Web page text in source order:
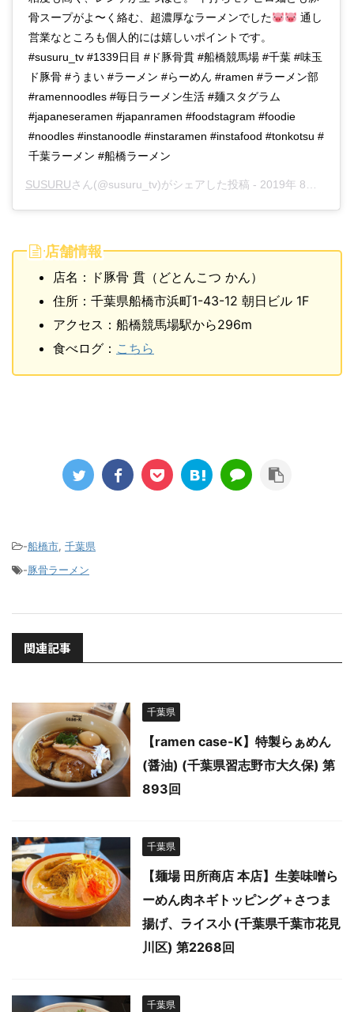
骨スープがよ〜く絡む、超濃厚なラーメンでした
通し
営業なところも個人的には嬉しいポイントです。
#susuru_tv #1339日目 #ド豚骨貫 #船橋競馬場 #千葉 #味玉
ド豚骨 #うまい #ラーメン #らーめん #ramen #ラーメン部
#ramennoodles #毎日ラーメン生活 #麺スタグラム
#japaneseramen #japanramen #foodstagram #foodie
#noodles #instanoodle #instaramen #instafood #tonkotsu #
千葉ラーメン #船橋ラーメン
SUSURUさん(@susuru_tv)がシェアした投稿 - 2019年 8月月11日午後9時19分PDT
店舗情報
店名：ド豚骨 貫（どとんこつ かん）
住所：千葉県船橋市浜町1-43-12 朝日ビル 1F
アクセス：船橋競馬場駅から296m
食べログ： こちら
-船橋市, 千葉県
-豚骨ラーメン
関連記事
千葉県
【ramen case-K】特製らぁめん
(醤油) (千葉県習志野市大久保) 第
893回
千葉県
【麺場 田所商店 本店】生姜味噌ら
ーめん肉ネギトッピング＋さつま
揚げ、ライス小 (千葉県千葉市花見
川区) 第2268回
千葉県